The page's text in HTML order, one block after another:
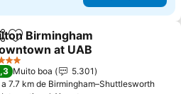
Adicionar aos favoritos
Birmingham
at UAB
preços
Muito boa
5.301
a 7.7 km de Birmingham–Shuttlesworth